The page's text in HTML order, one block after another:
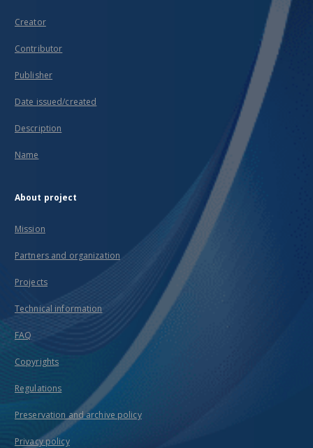
Creator
Contributor
Publisher
Date issued/created
Description
Name
About project
Mission
Partners and organization
Projects
Technical information
FAQ
Copyrights
Regulations
Preservation and archive policy
Privacy policy